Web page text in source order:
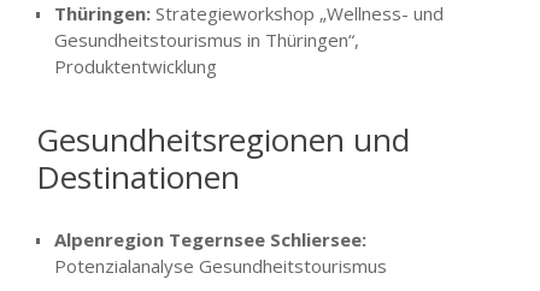
Thüringen: Strategieworkshop „Wellness- und
Gesundheitstourismus in Thüringen“,
Produktentwicklung
Gesundheitsregionen und
Destinationen
Alpenregion Tegernsee Schliersee:
Potenzialanalyse Gesundheitstourismus